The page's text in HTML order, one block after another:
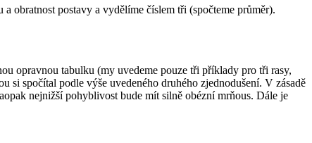
obratnost postavy a vydělíme číslem tři (spočteme průměr).
opravnou tabulku (my uvedeme pouze tři příklady pro tři rasy,
si spočítal podle výše uvedeného druhého zjednodušení. V zásadě
nejnižší pohyblivost bude mít silně obézní mrňous. Dále je